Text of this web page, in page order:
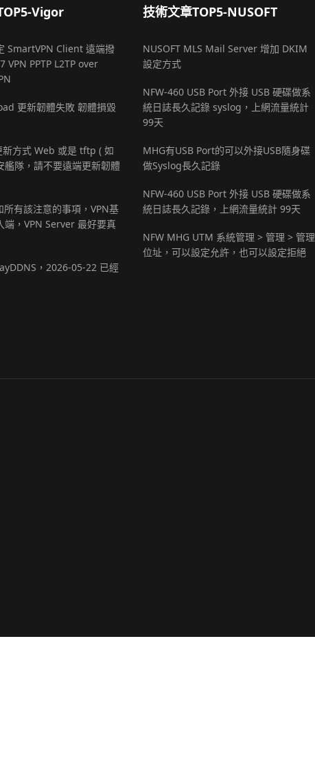
Vigor
SmartVPN Client 遠端撥
VPN PPTP L2TP over
更新韌體失敗 韌體損毀
方式 Web 或是 tftp ( 如
艦隊，請不要遠端更新韌體
所有該注意的事項，VPN基
端，VPN Server 最好要真
，2026-05-22 已經
技術文章TOP5-NUSOFT
NUSOFT MLS Mail Server 增加 DKIM
設定方式
NFW-460 USB Port 外接 USB 硬碟做系
統日誌長久記錄 syslog，上網流量統計
99天
MHG有USB Port的可以外接USB隨身碟
做Syslog長久記錄
NFW-460 USB Port 外接 USB 硬碟做系
統日誌長久記錄，上網流量統計 99天
NFW MHG UTM 系統管理 > 管理 > 管理
位址，可以設定允許，也可以設定拒絕